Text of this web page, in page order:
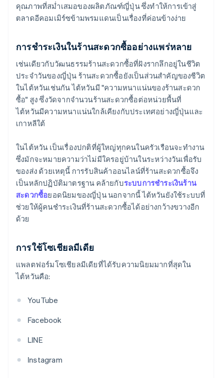
คุณภาพที่สม่ำเสมอของผลิตภัณฑ์ญี่ปุ่น ซึ่งทําให้การเข้าสู่
ตลาดอีคอมเมิร์ซข้ามพรมแดนเป็นเรื่องที่ค่อนข้างง่าย
การชําระเงินในร้านสะดวกซื้ออย่างแพร่หลาย
เช่นเดียวกับวัฒนธรรมร้านสะดวกซื้อที่ฝังรากลึกอยู่ในชีวิต
ประจำวันของญี่ปุ่น ร้านสะดวกซื้อยังเป็นส่วนสำคัญของชีวิต
ในไต้หวันเช่นกัน ไต้หวันมี "ความหนาแน่นของร้านสะดวก
ซื้อ" สูง ซึ่งวัดจากจำนวนร้านสะดวกซื้อต่อหน่วยพื้นที่
ไต้หวันมีความหนาแน่นใกล้เคียงกับประเทศอย่างญี่ปุ่นและ
เกาหลีใต้
ในไต้หวัน เป็นเรื่องปกติที่ผู้ใหญ่ทุกคนในครัวเรือนจะทํางาน
ซึ่งมักจะหมายความว่าไม่มีใครอยู่บ้านในระหว่างวันเพื่อรับ
ของส่ง ด้วยเหตุนี้ การรับสินค้าออนไลน์ที่ร้านสะดวกซื้อจึง
เป็นหลักปฏิบัติมาตรฐาน คล้ายกับระบบการชำระเงินร้าน
สะดวกซื้อยอดนิยมของญี่ปุ่น นอกจากนี้ ไต้หวันยังใช้ระบบที่
ช่วยให้ผู้คนชําระเงินที่ร้านสะดวกซื้อได้อย่างกว้างขวางอีก
ด้วย
การใช้โซเชียลมีเดีย
แพลตฟอร์มโซเชียลมีเดียที่ได้รับความนิยมมากที่สุดใน
ไต้หวันคือ:
YouTube
Facebook
LINE
Instagram